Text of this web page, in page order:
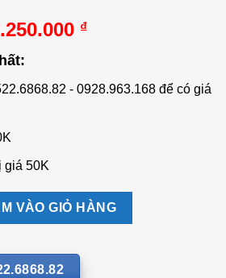
₫.
₫Giá
là:
- 0928.963.168 để có giá
giá 50K
số lượng
VÀO GIỎ HÀNG